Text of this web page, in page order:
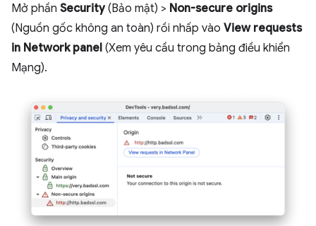
Mở phần Security(Bảo mật) > Non-secure origins
(Nguồn gốc không an toàn) rồi nhấp vào View requests
in Network panel (Xem yêu cầu trong bảng điều khiển
Mạng).